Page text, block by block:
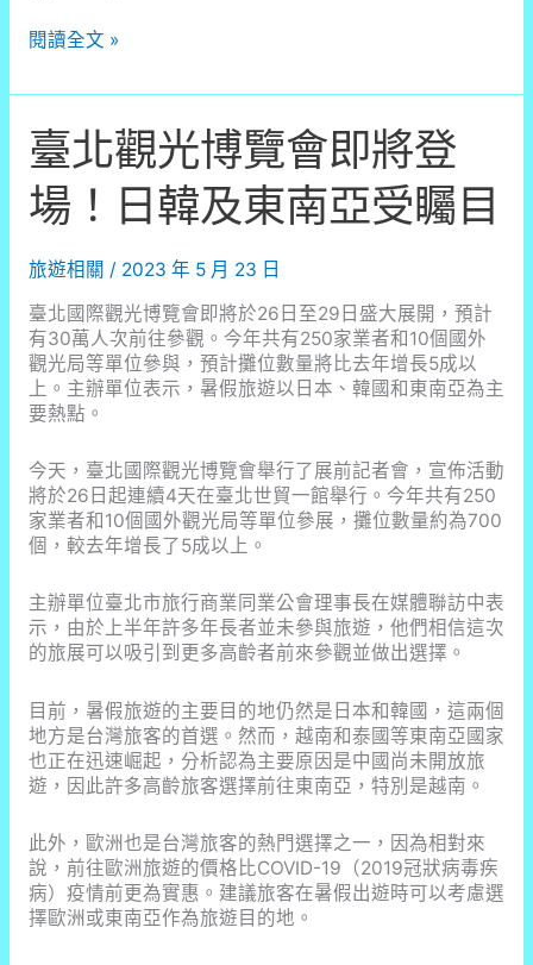
基
魅
力
吸
引
國
客，
抓
住
疫
後
機！
閱讀全文 »
臺北觀光博覽會即將登
場！日韓及東南亞受矚目
旅遊相關 / 2023 年 5 月 23 日
臺北國際觀光博覽會即將於26日至29日盛大展開，預計
有30萬人次前往參觀。今年共有250家業者和10個國外
觀光局等單位參與，預計攤位數量將比去年增長5成以
上。主辦單位表示，暑假旅遊以日本、韓國和東南亞為主
要熱點。
今天，臺北國際觀光博覽會舉行了展前記者會，宣佈活動
將於26日起連續4天在臺北世貿一館舉行。今年共有250
家業者和10個國外觀光局等單位參展，攤位數量約為700
個，較去年增長了5成以上。
主辦單位臺北市旅行商業同業公會理事長在媒體聯訪中表
示，由於上半年許多年長者並未參與旅遊，他們相信這次
的旅展可以吸引到更多高齡者前來參觀並做出選擇。
目前，暑假旅遊的主要目的地仍然是日本和韓國，這兩個
地方是台灣旅客的首選。然而，越南和泰國等東南亞國家
也正在迅速崛起，分析認為主要原因是中國尚未開放旅
遊，因此許多高齡旅客選擇前往東南亞，特別是越南。
此外，歐洲也是台灣旅客的熱門選擇之一，因為相對來
說，前往歐洲旅遊的價格比COVID-19（2019冠狀病毒疾
病）疫情前更為實惠。建議旅客在暑假出遊時可以考慮選
擇歐洲或東南亞作為旅遊目的地。